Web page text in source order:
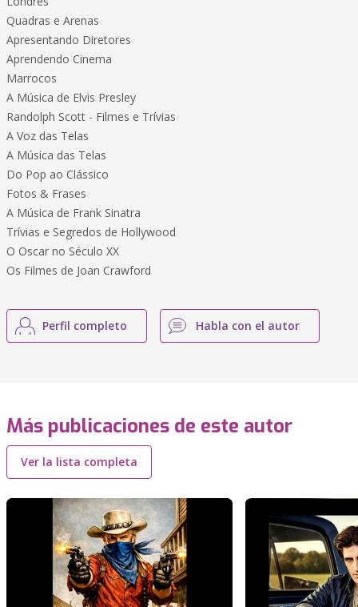
Quadras e Arenas
Apresentando Diretores
Aprendendo Cinema
Marrocos
A Música de Elvis Presley
Randolph Scott - Filmes e Trívias
A Voz das Telas
A Música das Telas
Do Pop ao Clássico
Fotos & Frases
A Música de Frank Sinatra
Trívias e Segredos de Hollywood
O Oscar no Século XX
Os Filmes de Joan Crawford
Perfil completo Habla con el autor
Más publicaciones de este autor
Ver la lista completa